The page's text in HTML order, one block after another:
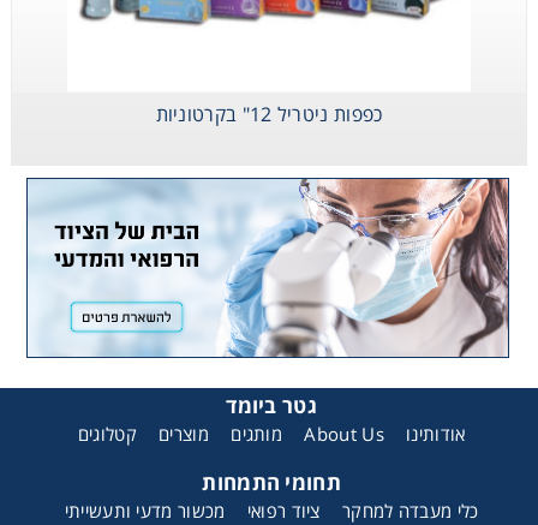
כפפות ניטריל 12" בקרטוניות
גטר ביומד
אודותינו About Us מותגים מוצרים קטלוגים
תחומי התמחות
כלי מעבדה למחקר ציוד רפואי
מכשור מדעי ותעשייתי